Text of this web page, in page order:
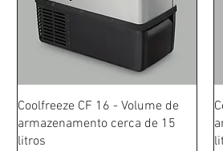
Schnellansicht
Coolfreeze CF 16 - Volume de
armazenamento cerca de 15
litros